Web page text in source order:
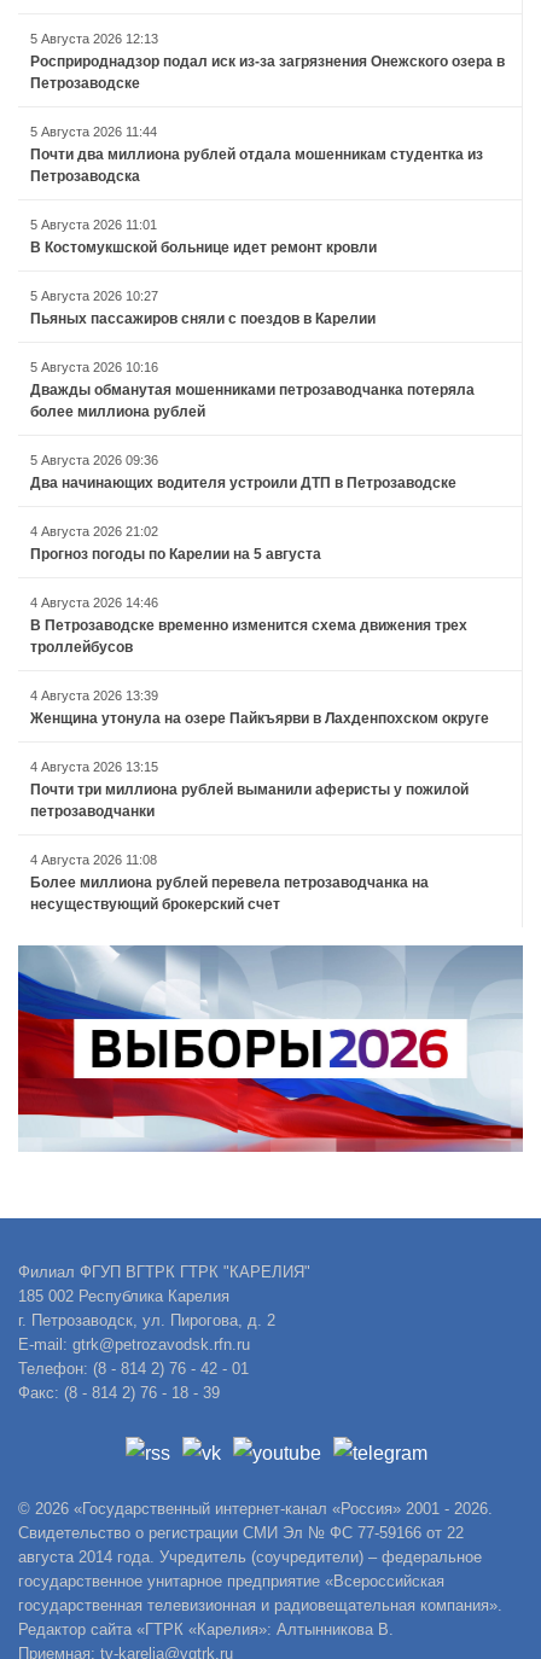
5 Августа 2026 12:13
Росприроднадзор подал иск из-за загрязнения Онежского озера в
Петрозаводске
5 Августа 2026 11:44
Почти два миллиона рублей отдала мошенникам студентка из
Петрозаводска
5 Августа 2026 11:01
В Костомукшской больнице идет ремонт кровли
5 Августа 2026 10:27
Пьяных пассажиров сняли с поездов в Карелии
5 Августа 2026 10:16
Дважды обманутая мошенниками петрозаводчанка потеряла
более миллиона рублей
5 Августа 2026 09:36
Два начинающих водителя устроили ДТП в Петрозаводске
4 Августа 2026 21:02
Прогноз погоды по Карелии на 5 августа
4 Августа 2026 14:46
В Петрозаводске временно изменится схема движения трех
троллейбусов
4 Августа 2026 13:39
Женщина утонула на озере Пайкъярви в Лахденпохском округе
4 Августа 2026 13:15
Почти три миллиона рублей выманили аферисты у пожилой
петрозаводчанки
4 Августа 2026 11:08
Более миллиона рублей перевела петрозаводчанка на
несуществующий брокерский счет
Филиал ФГУП ВГТРК ГТРК "КАРЕЛИЯ"
185 002 Республика Карелия
г. Петрозаводск, ул. Пирогова, д. 2
E-mail: gtrk@petrozavodsk.rfn.ru
Телефон: (8 - 814 2) 76 - 42 - 01
Факс: (8 - 814 2) 76 - 18 - 39
© 2026 «Государственный интернет-канал «Россия» 2001 - 2026.
Свидетельство о регистрации СМИ Эл № ФС 77-59166 от 22
августа 2014 года. Учредитель (соучредители) – федеральное
государственное унитарное предприятие «Всероссийская
государственная телевизионная и радиовещательная компания».
Редактор сайта «ГТРК «Карелия»: Алтынникова В.
Приемная: tv-karelia@vgtrk.ru